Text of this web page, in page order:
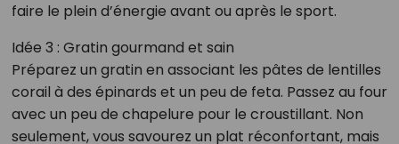
faire le plein d’énergie avant ou après le sport.
Idée 3 : Gratin gourmand et sain
Préparez un gratin en associant les pâtes de lentilles
corail à des épinards et un peu de feta. Passez au four
avec un peu de chapelure pour le croustillant. Non
seulement, vous savourez un plat réconfortant, mais